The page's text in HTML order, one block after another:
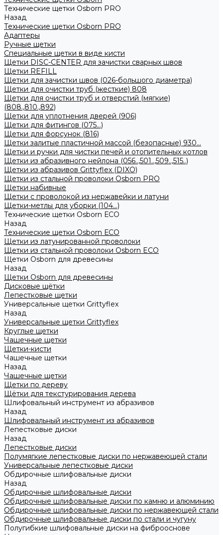
Технические щетки Osborn PRO
Назад
Технические щетки Osborn PRO
Адаптеры
Ручные щетки
Специальные щетки в виде кисти
Щетки DISC-CENTER для зачистки сварных швов
Щетки REFILL
Щетки для зачистки швов (026-большого диаметра)
Щетки для очистки труб (жесткие) 808
Щетки для очистки труб и отверстий (мягкие)
(808.,810.,892)
Щетки для уплотнения дверей (906)
Щетки для фитингов (075...)
Щетки для форсунок (816)
Щетки залитые пластичной массой (безопасные) 930...
Щетки и ручки для чистки печей и отопительных котлов
Щетки из абразивного нейлона (056..,501..,509..,515..)
Щетки из абразивов Grittyflex (DIXO)
Щетки из стальной проволоки Osborn PRO
Щетки набивные
Щетки с проволокой из нержавейки и латуни
Щетки-метлы для уборки (104...)
Технические щетки Osborn ЕСО
Назад
Технические щетки Osborn ЕСО
Щетки из латунированной проволоки
Щетки из стальной проволоки Osborn ECO
Щетки Osborn для древесины
Назад
Щетки Osborn для древесины
Дисковые щётки
Лепестковые щетки
Универсальные щетки Grittyflex
Назад
Универсальные щетки Grittyflex
Круглые щетки
Чашечные щетки
Щетки-кисти
Чашечные щетки
Назад
Чашечные щетки
Щетки по дереву
Щётки для текстурирования дерева
Шлифовальный инструмент из абразивов
Назад
Шлифовальный инструмент из абразивов
Лепестковые диски
Назад
Лепестковые диски
Полумягкие лепестковые диски по нержавеющей стали
Универсальные лепестковые диски
Обдирочные шлифовальные диски
Назад
Обдирочные шлифовальные диски
Обдирочные шлифовальные диски по камню и алюминию
Обдирочные шлифовальные диски по нержавеющей стали
Обдирочные шлифовальные диски по стали и чугуну
Полугибкие шлифовальные диски на фиброоснове